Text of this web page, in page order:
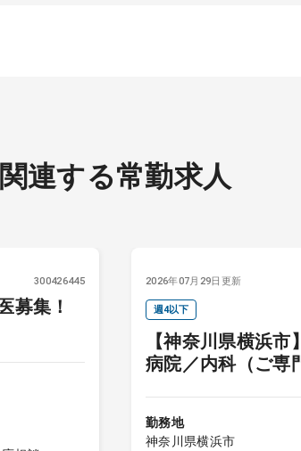
関連する常勤求人
300426445
募集！
2026年07月29日更新
週4以下
【神奈川県横浜市
病院／内科（ご専
勤務地
神奈川県横浜市